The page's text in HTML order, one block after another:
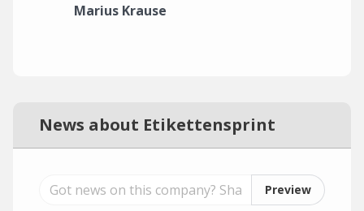
Marius Krause
News about Etikettensprint
Preview